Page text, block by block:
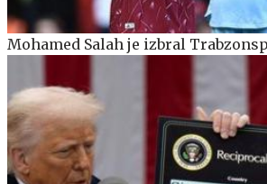
Mohamed Salah je izbral